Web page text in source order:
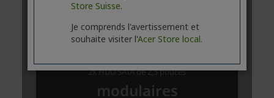
Store Suisse.
Je comprends l'avertissement et
souhaite visiter l'Acer Store local.